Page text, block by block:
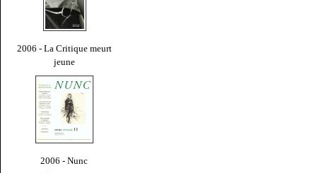
2006 - La Critique meurt
jeune
2006 - Nunc